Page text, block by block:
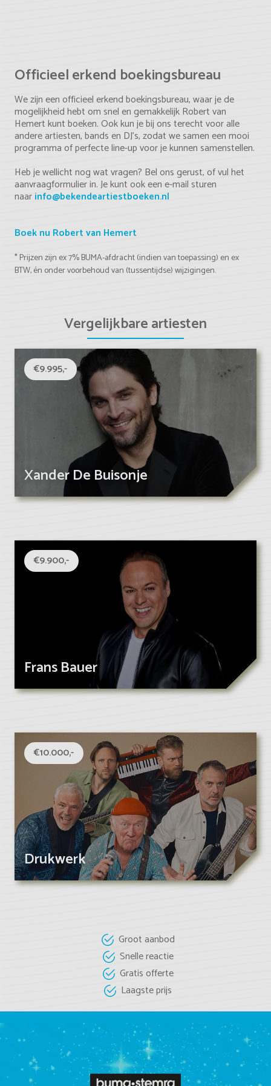
Officieel erkend boekingsbureau
We zijn een officieel erkend boekingsbureau, waar je de
mogelijkheid hebt om snel en gemakkelijk Robert van
Hemert kunt boeken. Ook kun je bij ons terecht voor alle
andere artiesten, bands en DJ's, zodat we samen een mooi
programma of perfecte line-up voor je kunnen samenstellen.
Heb je wellicht nog wat vragen? Bel ons gerust, of vul het
aanvraagformulier in. Je kunt ook een e-mail sturen
naarinfo@bekendeartiestboeken.nl
Boek nu Robert van Hemert
* Prijzen zijn ex 7% BUMA-afdracht (indien van toepassing) en ex
BTW, én onder voorbehoud van (tussentijdse) wijzigingen.
Vergelijkbare artiesten
€9.995,-
Xander De Buisonje
€9.900,-
Frans Bauer
€10.000,-
Drukwerk
Groot aanbod
Snelle reactie
Gratis offerte
Laagste prijs